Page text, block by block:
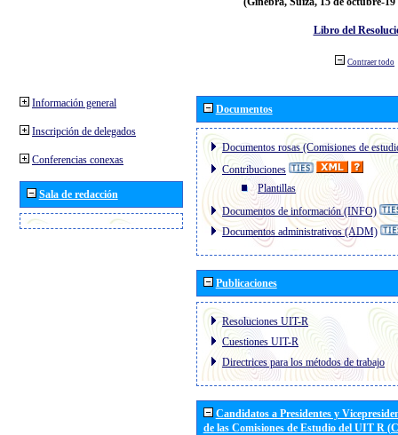
Libro del
Contraer todo
Información general
Inscripción de delegados
Conferencias conexas
Sala de redacción
Documentos
Documentos rosas (Comisiones de
Contribuciones
Plantillas
Documentos de información (INFO)
Documentos administrativos (ADM)
Publicaciones
Resoluciones UIT-R
Cuestiones UIT-R
Directrices para los métodos de trabajo
Candidatos a Presidentes y
de las Comisiones de Estudio del UIT R